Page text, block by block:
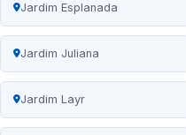
Jardim Esplanada
Jardim Juliana
Jardim Layr